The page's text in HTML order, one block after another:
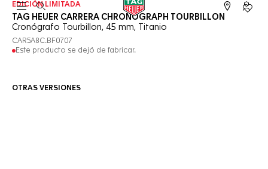
Abrir el menú de búsqueda
EDICIÓN LIMITADA
TAG HEUER CARRERA CHRONOGRAPH TOURBILLON
Cronógrafo Tourbillon, 45 mm, Titanio
CAR5A8C.BF0707
Este producto se dejó de fabricar.
OTRAS VERSIONES